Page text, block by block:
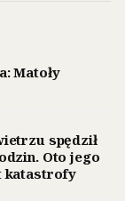
Matoły
spędził
Oto jego
katastrofy